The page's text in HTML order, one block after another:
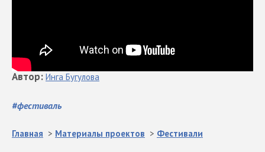
#фестиваль
Автор: Инга Бугулова
Главная > Материалы проектов > Фестивали